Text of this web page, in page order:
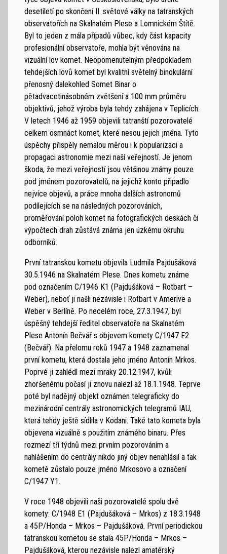
desetiletí po skončení II. světové války na tatranských
observatořích na Skalnatém Plese a Lomnickém Štítě.
Byl to jeden z mála případů vůbec, kdy část kapacity
profesionální observatoře, mohla být věnována na
vizuální lov komet. Neopomenutelným předpokladem
tehdejších lovů komet byl kvalitní světelný binokulární
přenosný dalekohled Somet Binar o
pětadvacetinásobném zvětšení a 100 mm průměru
objektivů, jehož výroba byla tehdy zahájena v Teplicích.
V letech 1946 až 1959 objevili tatranští pozorovatelé
celkem osmnáct komet, které nesou jejich jména. Tyto
úspěchy přispěly nemalou měrou i k popularizaci a
propagaci astronomie mezi naší veřejností. Je jenom
škoda, že mezi veřejností jsou většinou známy pouze
pod jménem pozorovatelů, na jejichž konto připadlo
nejvíce objevů, a práce mnoha dalších astronomů
podílejících se na následných pozorováních,
proměřování poloh komet na fotografických deskách či
výpočtech drah zůstává známa jen úzkému okruhu
odborníků.
První tatranskou kometu objevila Ludmila Pajdušáková
30.5.1946 na Skalnatém Plese. Dnes kometu známe
pod označením C/1946 K1 (Pajdušáková – Rotbart –
Weber), neboť ji našli nezávisle i Rotbart v Amerive a
Weber v Berlíně. Po necelém roce, 27.3.1947, byl
úspěšný tehdejší ředitel observatoře na Skalnatém
Plese Antonín Bečvář s objevem komety C/1947 F2
(Bečvář). Na přelomu roků 1947 a 1948 zaznamenal
první kometu, která dostala jeho jméno Antonín Mrkos.
Poprvé ji zahlédl mezi mraky 20.12.1947, kvůli
zhoršenému počasí ji znovu nalezl až 18.1.1948. Teprve
poté byl nadějný objekt oznámen telegraficky do
mezinárodní centrály astronomických telegramů IAU,
která tehdy ještě sídlila v Kodani. Také tato kometa byla
objevena vizuálně s použitím známého binaru. Přes
rozmezí tří týdnů mezi prvním pozorováním a
nahlášením do centrály nikdo jiný objev nenahlásil a tak
kometě zůstalo pouze jméno Mrkosovo a označení
C/1947 Y1.
V roce 1948 objevili naši pozorovatelé spolu dvě
komety: C/1948 E1 (Pajdušáková – Mrkos) z 18.3.1948
a 45P/Honda – Mrkos – Pajdušáková. První periodickou
tatranskou kometou se stala 45P/Honda – Mrkos –
Pajdušáková, kterou nezávisle nalezl amatérský